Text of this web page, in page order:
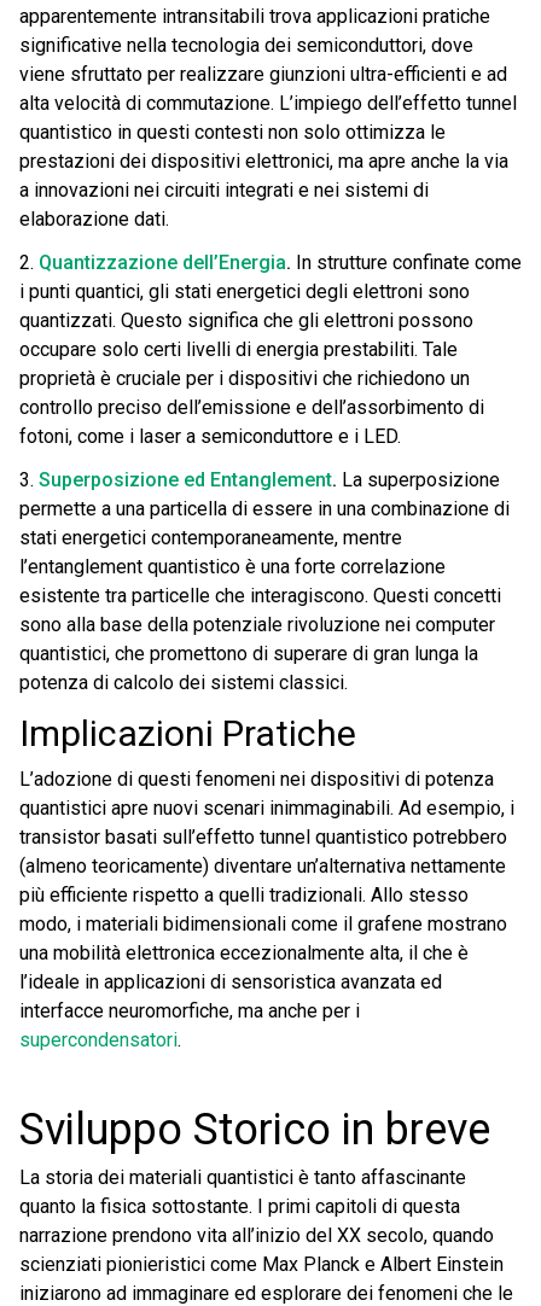
apparentemente intransitabili trova applicazioni pratiche
significative nella tecnologia dei semiconduttori, dove
viene sfruttato per realizzare giunzioni ultra-efficienti e ad
alta velocità di commutazione. L’impiego dell’effetto tunnel
quantistico in questi contesti non solo ottimizza le
prestazioni dei dispositivi elettronici, ma apre anche la via
a innovazioni nei circuiti integrati e nei sistemi di
elaborazione dati.
2. Quantizzazione dell’Energia. In strutture confinate come
i punti quantici, gli stati energetici degli elettroni sono
quantizzati. Questo significa che gli elettroni possono
occupare solo certi livelli di energia prestabiliti. Tale
proprietà è cruciale per i dispositivi che richiedono un
controllo preciso dell’emissione e dell’assorbimento di
fotoni, come i laser a semiconduttore e i LED.
3. Superposizione ed Entanglement. La superposizione
permette a una particella di essere in una combinazione di
stati energetici contemporaneamente, mentre
l’entanglement quantistico è una forte correlazione
esistente tra particelle che interagiscono. Questi concetti
sono alla base della potenziale rivoluzione nei computer
quantistici, che promettono di superare di gran lunga la
potenza di calcolo dei sistemi classici.
Implicazioni Pratiche
L’adozione di questi fenomeni nei dispositivi di potenza
quantistici apre nuovi scenari inimmaginabili. Ad esempio, i
transistor basati sull’effetto tunnel quantistico potrebbero
(almeno teoricamente) diventare un’alternativa nettamente
più efficiente rispetto a quelli tradizionali. Allo stesso
modo, i materiali bidimensionali come il grafene mostrano
una mobilità elettronica eccezionalmente alta, il che è
l’ideale in applicazioni di sensoristica avanzata ed
interfacce neuromorfiche, ma anche per i
supercondensatori.
Sviluppo Storico in breve
La storia dei materiali quantistici è tanto affascinante
quanto la fisica sottostante. I primi capitoli di questa
narrazione prendono vita all’inizio del XX secolo, quando
scienziati pionieristici come Max Planck e Albert Einstein
iniziarono ad immaginare ed esplorare dei fenomeni che le